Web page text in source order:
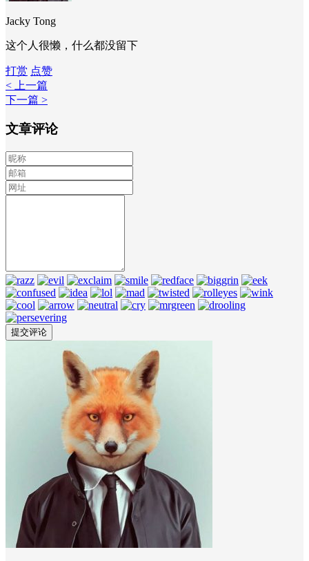
Jacky Tong
这个人很懒，什么都没留下
打赏 点赞
< 上一篇
下一篇 >
文章评论